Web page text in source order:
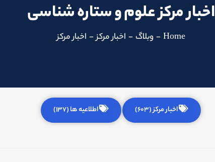
اخبار مرکز علوم و ستاره شناسی
Home
- وبلاگ - اخبار مرکز- اخبار مرکز
اخبار مرکز (603) اطلاعیه ها (137)